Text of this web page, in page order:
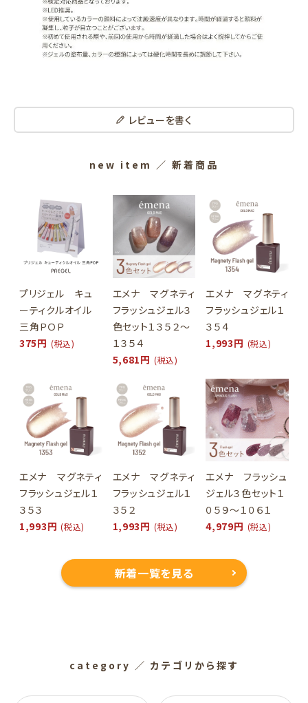
レビューを書く
new item ／ 新着商品
プリジェル キュ
ーティクルオイル
三角ＰＯＰ
375円 (税込)
エメナ マグネティ
フラッシュジェル３
色セット１３５２～
１３５４
5,681円 (税込)
エメナ マグネティ
フラッシュジェル１
３５４
1,993円 (税込)
エメナ マグネティ
フラッシュジェル１
３５３
1,993円 (税込)
エメナ マグネティ
フラッシュジェル１
３５２
1,993円 (税込)
エメナ フラッシュ
ジェル３色セット１
０５９～１０６１
4,979円 (税込)
新着一覧を見る
category ／ カテゴリから探す